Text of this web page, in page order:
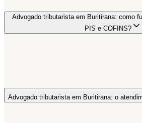
Advogado tributarista em Buritirana: como
PIS e COFINS?
Advogado tributarista em Buritirana: o